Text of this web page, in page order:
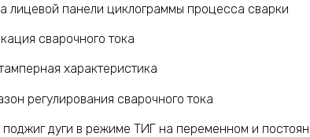
лицевой панели циклограммы процесса сварки
сварочного тока
характеристика
регулирования сварочного тока
поджиг дуги в режиме ТИГ на переменном и